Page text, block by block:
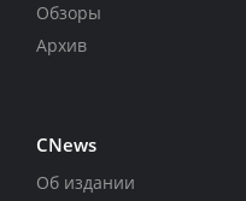
Обзоры
Архив
CNews
Об издании